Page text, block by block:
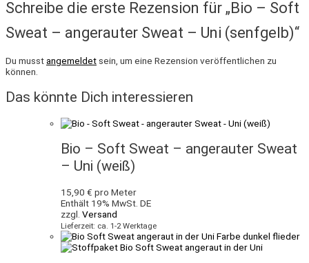
Schreibe die erste Rezension für „Bio – Soft
Sweat – angerauter Sweat – Uni (senfgelb)“
Du musstangemeldet sein, um eine Rezension veröffentlichen zu
können.
Das könnte Dich interessieren
Bio – Soft Sweat – angerauter Sweat
– Uni (weiß)
15,90 € pro Meter
Enthält 19% MwSt. DE
zzgl. Versand
Lieferzeit: ca. 1-2 Werktage